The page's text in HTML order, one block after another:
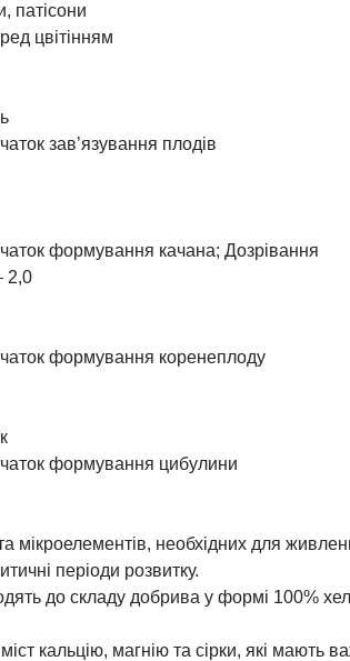
патісони
цвітінням
зав’язування плодів
формування качана; Дозрівання
2,0
формування коренеплоду
формування цибулини
мікроелементів, необхідних для
періоди розвитку.
до складу добрива у формі 100%
кальцію, магнію та сірки, які мають